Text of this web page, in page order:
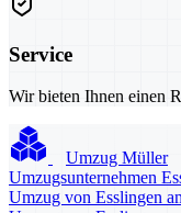
Service
Wir bieten Ihnen einen
Umzug Müller
Umzugsunternehmen
Umzug von Esslingen